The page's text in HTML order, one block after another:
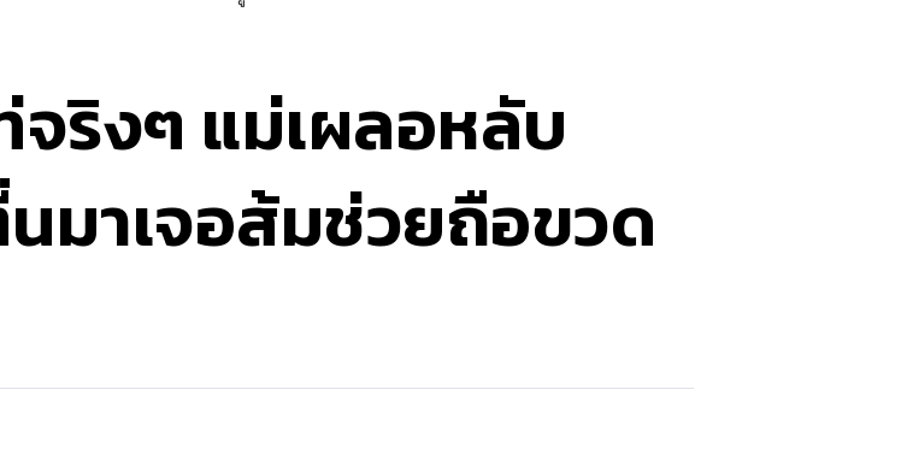
ริงๆ แม่เผลอหลับ
มาเจอส้มช่วยถือขวด